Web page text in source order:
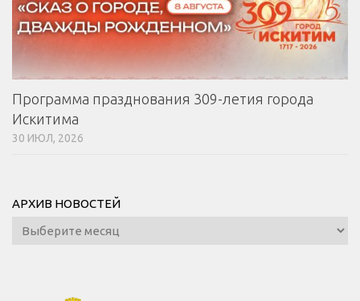
Программа празднования 309-летия города
Искитима
30 ИЮЛ, 2026
АРХИВ НОВОСТЕЙ
Архив
новостей